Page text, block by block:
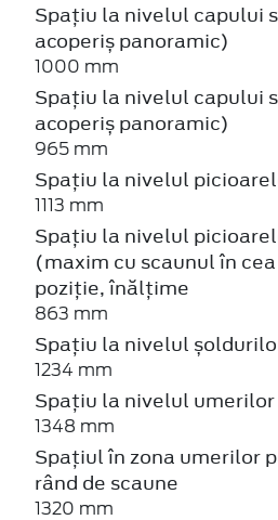
Spațiu la nivelul capului
acoperiș panoramic)
1000 mm
Spațiu la nivelul capului
acoperiș panoramic)
965 mm
Spațiu la nivelul
1113 mm
Spațiu la nivelul
(maxim cu scaunul în
poziție, înălțime
863 mm
Spațiu la nivelul
1234 mm
Spațiu la nivelul
1348 mm
Spațiul în zona umerilor
rând de scaune
1320 mm